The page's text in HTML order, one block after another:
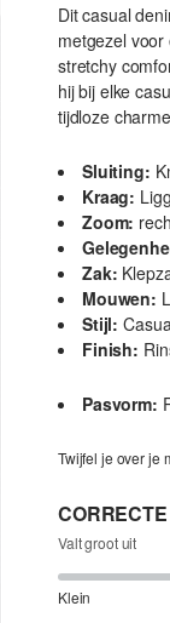
Dit casual
metgezel
stretchy
hij bij elke
tijdloze
Sluiting:
Kraag:
Zoom:
Zak:
Mouwen:
Stijl:
Finish:
Pasvorm:
Twijfel je over je
Valt groot uit
Klein